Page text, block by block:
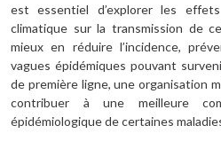
est essentiel d’explorer les
climatique sur la transmission de
mieux en réduire l’incidence,
vagues épidémiques pouvant
de première ligne, une organisation
contribuer à une meilleure
épidémiologique de certaines